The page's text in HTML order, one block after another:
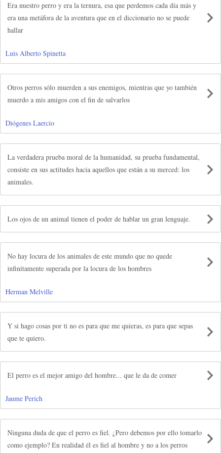
Era nuestro perro y era la ternura, esa que perdemos cada día más y
era una metáfora de la aventura que en el diccionario no se puede
hallar
Luis Alberto Spinetta
Otros perros sólo muerden a sus enemigos, mientras que yo también
muerdo a mis amigos con el fin de salvarlos
Diógenes Laercio
La verdadera prueba moral de la humanidad, su prueba fundamental,
consiste en sus actitudes hacia aquellos que están a su merced: los
animales.
Los ojos de un animal tienen el poder de hablar un gran lenguaje.
No hay locura de los animales de este mundo que no quede
infinitamente superada por la locura de los hombres
Herman Melville
Y si hago cosas por ti no es para que me quieras, es para que sepas
que te quiero.
El perro es el mejor amigo del hombre... que le da de comer
Jaume Perich
Ninguna duda de que el perro es fiel. ¿Pero debemos por ello tomarlo
como ejemplo? En realidad él es fiel al hombre y no a los perros